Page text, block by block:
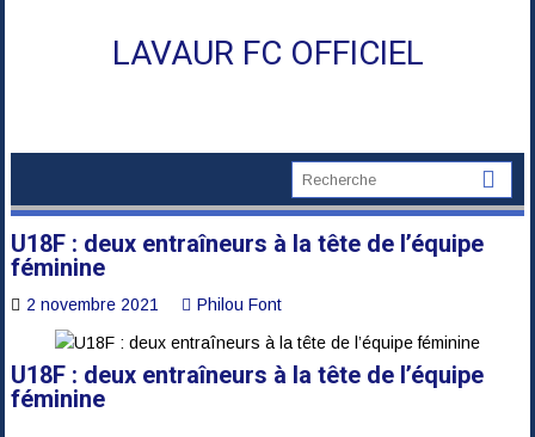
LAVAUR FC OFFICIEL
U18F : deux entraîneurs à la tête de l’équipe
féminine
2 novembre 2021 Philou Font
U18F : deux entraîneurs à la tête de l’équipe
féminine